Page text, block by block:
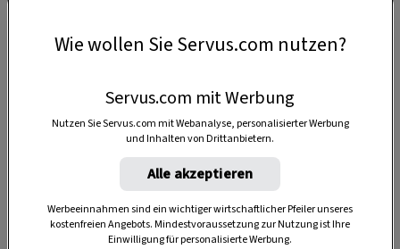
Anzeige
Wie wollen Sie Servus.com nutzen?
Servus.com mit Werbung
Nutzen Sie Servus.com mit Webanalyse, personalisierter Werbung
und Inhalten von Drittanbietern.
Alle akzeptieren
Werbeeinnahmen sind ein wichtiger wirtschaftlicher Pfeiler unseres
kostenfreien Angebots. Mindestvoraussetzung zur Nutzung ist Ihre
Einwilligung für personalisierte Werbung.